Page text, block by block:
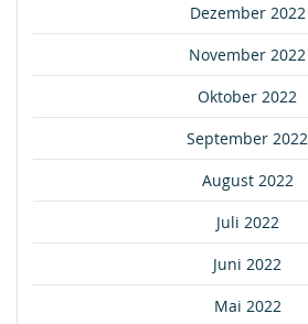
Dezember 2022
November 2022
Oktober 2022
September 2022
August 2022
Juli 2022
Juni 2022
Mai 2022